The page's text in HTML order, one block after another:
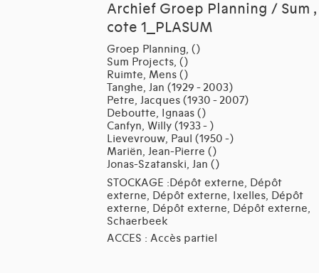
Archief Groep Planning / Sum ,
cote 1_PLASUM
Groep Planning, ()
Sum Projects, ()
Ruimte, Mens ()
Tanghe, Jan (1929 - 2003)
Petre, Jacques (1930 - 2007)
Deboutte, Ignaas ()
Canfyn, Willy (1933 - )
Lievevrouw, Paul (1950 -)
Mariën, Jean-Pierre ()
Jonas-Szatanski, Jan ()
STOCKAGE :Dépôt externe, Dépôt
externe, Dépôt externe, Ixelles, Dépôt
externe, Dépôt externe, Dépôt externe,
Schaerbeek
ACCES : Accès partiel